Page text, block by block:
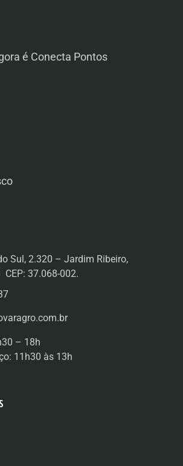
é Conecta Pontos
Sul, 2.320 – Jardim Ribeiro,
37.068-002.
– 18h
11h30 às 13h